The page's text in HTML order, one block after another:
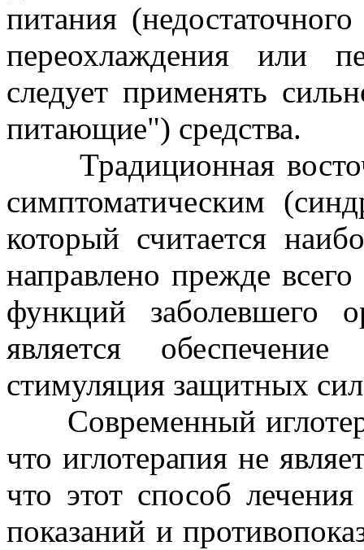
питания
переохлаждения или
следует применять
питающие") средства.
Традиционная
симптоматическим
который считается
направлено прежде
функций заболевшего
является
стимуляция защитных
Современный
что иглотерапия не
что этот способ
показаний и